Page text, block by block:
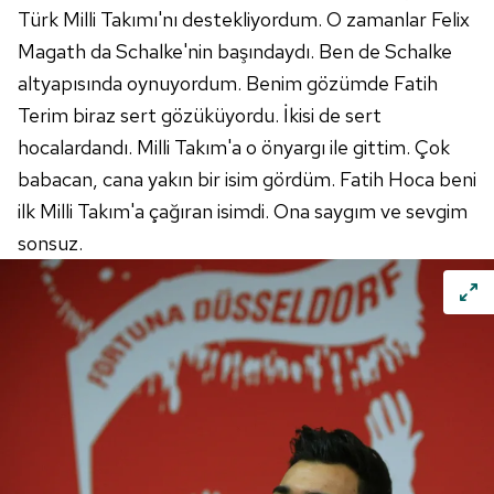
vasıtasıyla belirleyebilirsiniz. Çerezlere ilişkin detaylı bilgi
için Ayarlar butonuna tıklayabilir,Çerez Bilgilendirme
Metnimiziziyaret edebilirsiniz.
6698 sayılı Kişisel Verilerin Korunması Kanunu uyarınca
hazırlanmış Aydınlatma Metnimizi okumak ve sitemizde
ilgili mevzuata uygun olarak kullanılan çerezlerle ilgili bilgi
almak için lütfentıklayınız .
Türk Milli Takımı'nı destekliyordum. O zamanlar Felix
Magath da Schalke'nin başındaydı. Ben de Schalke
altyapısında oynuyordum. Benim gözümde Fatih
Terim biraz sert gözüküyordu. İkisi de sert
hocalardandı. Milli Takım'a o önyargı ile gittim. Çok
babacan, cana yakın bir isim gördüm. Fatih Hoca beni
ilk Milli Takım'a çağıran isimdi. Ona saygım ve sevgim
sonsuz.